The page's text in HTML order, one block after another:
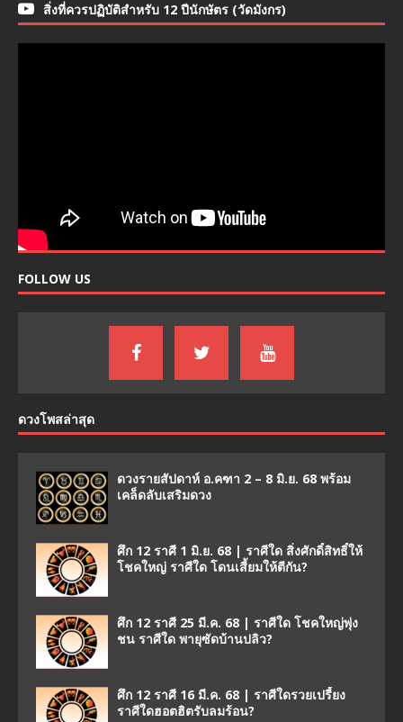
สิ่งที่ควรปฏิบัติสำหรับ 12 ปีนักษัตร (วัดมังกร)
FOLLOW US
ดวงโพสล่าสุด
ดวงรายสัปดาห์ อ.คฑา 2 – 8 มิ.ย. 68 พร้อม
เคล็ดลับเสริมดวง
ศึก 12 ราศี 1 มิ.ย. 68 | ราศีใด สิ่งศักดิ์สิทธิ์ให้
โชคใหญ่ ราศีใด โดนเสี้ยมให้ตีกัน?
ศึก 12 ราศี 25 มี.ค. 68 | ราศีใด โชคใหญ่พุ่ง
ชน ราศีใด พายุซัดบ้านปลิว?
ศึก 12 ราศี 16 มี.ค. 68 | ราศีใดรวยเปรี้ยง
ราศีใดฮอตฮิตรับลมร้อน?